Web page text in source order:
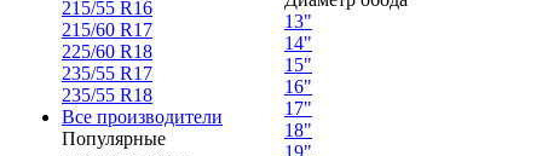
215/55 R16
215/60 R17
225/60 R18
235/55 R17
235/55 R18
Все производители
Популярные
13"
14"
15"
16"
17"
18"
19"